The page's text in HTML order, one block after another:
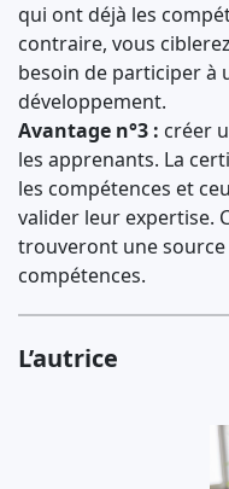
qui ont déjà les
contraire, vous
besoin de participer à
développement.
Avantage n°3 : créer
les apprenants. La
les compétences et
valider leur expertise.
trouveront une
compétences.
L’autrice